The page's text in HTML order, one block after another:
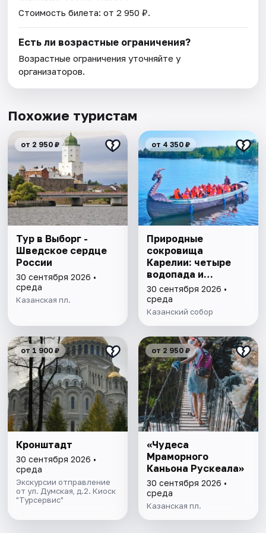
Стоимость билета: от 2 950 ₽.
Есть ли возрастные ограничения?
Возрастные ограничения уточняйте у
организаторов.
Похожие туристам
от 2 950 ₽
Тур в Выборг -
Шведское сердце
России
30 сентября 2026 •
среда
Казанская пл.
от 4 350 ₽
Природные
сокровища
Карелии: четыре
водопада и
однодневное
плавание на ладье
среди ладожских
30 сентября 2026 •
среда
Казанский собор
от 1 900 ₽
Кронштадт
30 сентября 2026 •
среда
Экскурсии отправление
от ул. Думская, д.2. Киоск
"Турсервис"
от 2 950 ₽
«Чудеса
Мраморного
Каньона Рускеала»
30 сентября 2026 •
среда
Казанская пл.